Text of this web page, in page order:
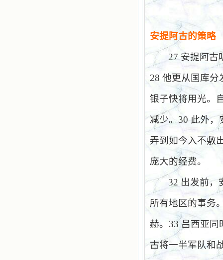
安提阿古的策略
27安提阿古
28 他更从国库分
银子快将用光。
减少。 30 此外，
弄到如今入不敷
庞大的经费。
32 出发前，
所有地区的事务
赫。 33吕西亚同
古将一半军队和